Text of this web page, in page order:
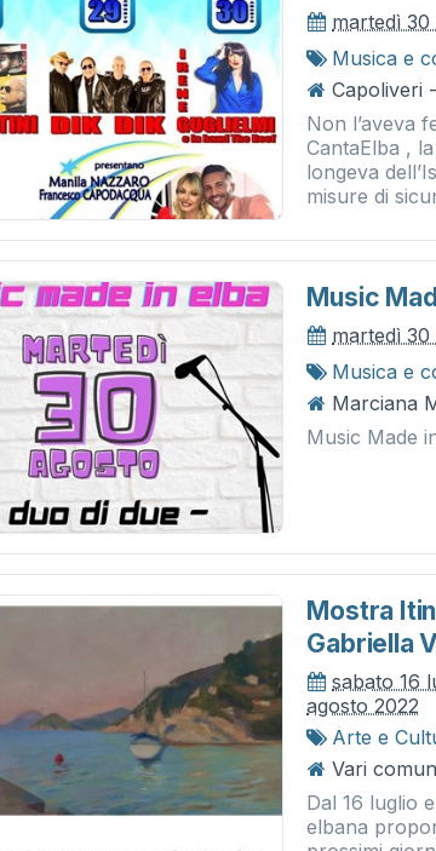
martedì 30
Musica e
Capoliveri
Non l’aveva
CantaElba ,
longeva
misure di
Music
martedì 30
Musica e
Marciana
Music Made
Mostra
Gabriella
sabato 16
agosto 2022
Arte e
Vari
Dal 16 luglio
elbana